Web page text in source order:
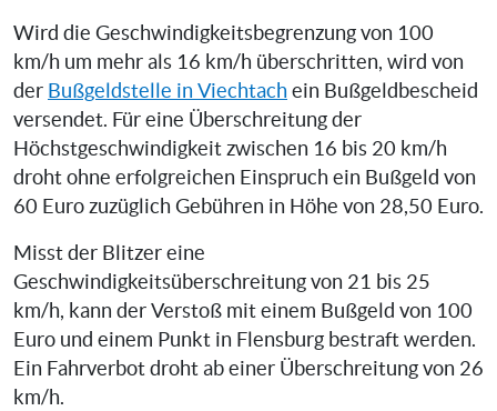
Wird die Geschwindigkeitsbegrenzung von 100
km/h um mehr als 16 km/h überschritten, wird von
der Bußgeldstelle in Viechtach ein Bußgeldbescheid
versendet. Für eine Überschreitung der
Höchstgeschwindigkeit zwischen 16 bis 20 km/h
droht ohne erfolgreichen Einspruch ein Bußgeld von
60 Euro zuzüglich Gebühren in Höhe von 28,50 Euro.
Misst der Blitzer eine
Geschwindigkeitsüberschreitung von 21 bis 25
km/h, kann der Verstoß mit einem Bußgeld von 100
Euro und einem Punkt in Flensburg bestraft werden.
Ein Fahrverbot droht ab einer Überschreitung von 26
km/h.